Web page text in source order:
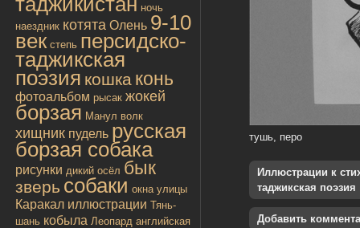
ночь
наездник котята Олень 9-10
век степь персидско-
таджикская
поэзия кошка конь
фотоальбом рысак жокей
борзая Манул волк
хищник пудель русская
борзая собака
рисунки дикий осёл бык
зверь собаки окна улицы
Каракал иллюстрации Тянь-
шань кобыла Леопард английская
тушь, перо
Иллюстрации к
таджикская поэзия
Добавить